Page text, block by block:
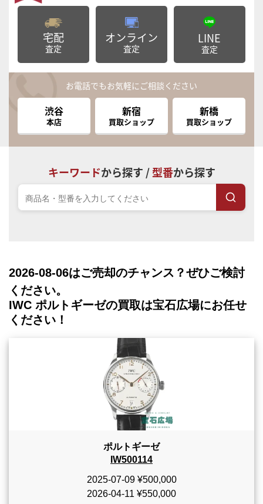
宅配
査定
オンライン
査定
LINE
査定
お電話でもお気軽にご相談ください
渋谷
本店
新宿
買取ショップ
新橋
買取ショップ
キーワードから探す /型番から探す
2026-08-06はご売却のチャンス？ぜひご検討
ください。
IWC ポルトギーゼの買取は宝石広場にお任せ
ください！
ポルトギーゼ
IW500114
2025-07-09¥500,000
2026-04-11 ¥550,000